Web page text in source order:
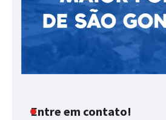
Entre em contato!